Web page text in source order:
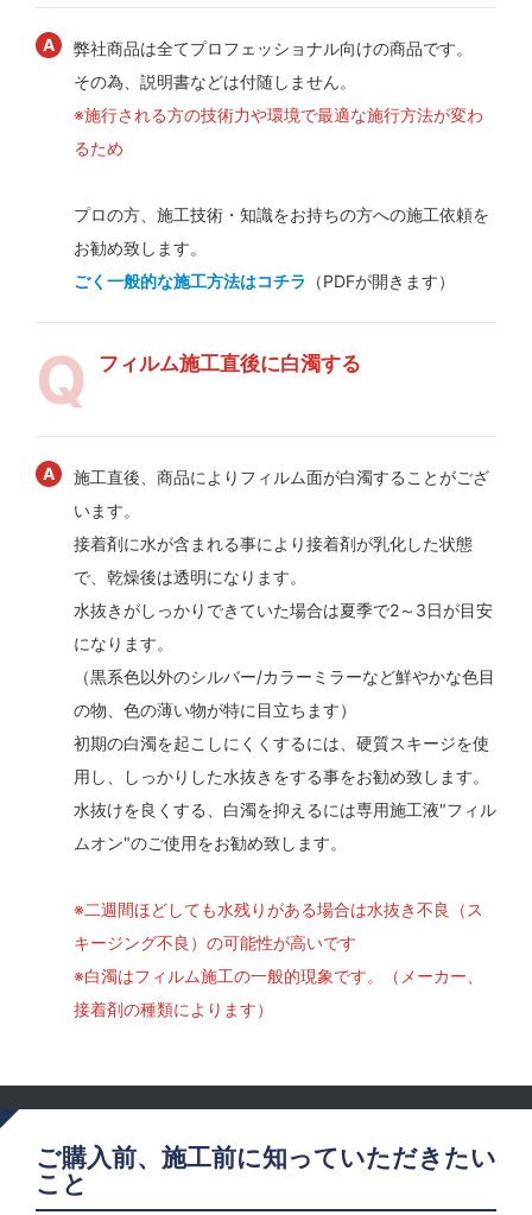
弊社商品は全てプロフェッショナル向けの商品です。
その為、説明書などは付随しません。
※施行される方の技術力や環境で最適な施行方法が変わ
るため
プロの方、施工技術・知識をお持ちの方への施工依頼を
お勧め致します。
ごく一般的な施工方法はコチラ （PDFが開きます）
フィルム施工直後に白濁する
施工直後、商品によりフィルム面が白濁することがござ
います。
接着剤に水が含まれる事により接着剤が乳化した状態
で、乾燥後は透明になります。
水抜きがしっかりできていた場合は夏季で2～3日が目安
になります。
（黒系色以外のシルバー/カラーミラーなど鮮やかな色目
の物、色の薄い物が特に目立ちます）
初期の白濁を起こしにくくするには、硬質スキージを使
用し、しっかりした水抜きをする事をお勧め致します。
水抜けを良くする、白濁を抑えるには専用施工液"フィル
ムオン"のご使用をお勧め致します。
※二週間ほどしても水残りがある場合は水抜き不良（ス
キージング不良）の可能性が高いです
※白濁はフィルム施工の一般的現象です。（メーカー、
接着剤の種類によります）
ご購入前、施工前に知っていただきたい
こと